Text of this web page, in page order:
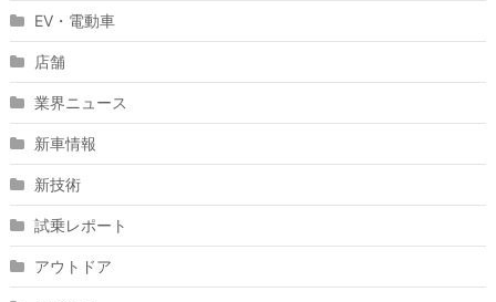
EV・電動車
店舗
業界ニュース
新車情報
新技術
試乗レポート
アウトドア